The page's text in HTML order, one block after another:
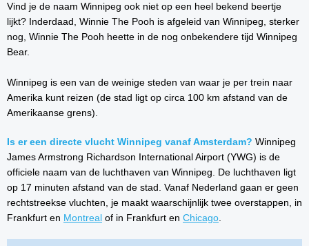
Vind je de naam Winnipeg ook niet op een heel bekend beertje
lijkt? Inderdaad, Winnie The Pooh is afgeleid van Winnipeg, sterker
nog, Winnie The Pooh heette in de nog onbekendere tijd Winnipeg
Bear.
Winnipeg is een van de weinige steden van waar je per trein naar
Amerika kunt reizen (de stad ligt op circa 100 km afstand van de
Amerikaanse grens).
Is er een directe vlucht Winnipeg vanaf Amsterdam? Winnipeg
James Armstrong Richardson International Airport (YWG) is de
officiele naam van de luchthaven van Winnipeg. De luchthaven ligt
op 17 minuten afstand van de stad. Vanaf Nederland gaan er geen
rechtstreekse vluchten, je maakt waarschijnlijk twee overstappen, in
Frankfurt en Montreal of in Frankfurt en Chicago.